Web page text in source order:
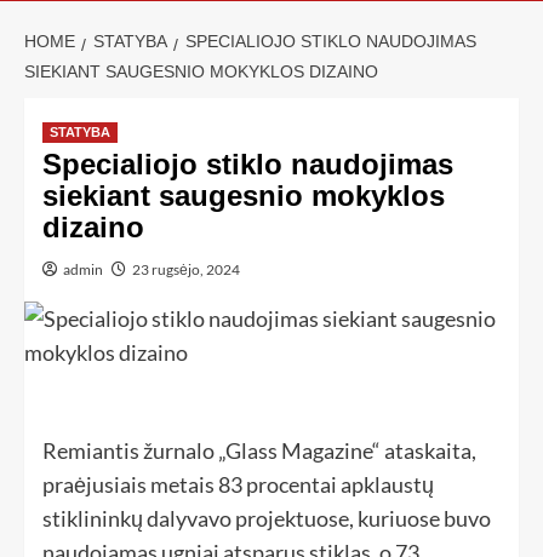
HOME STATYBA
SPECIALIOJO STIKLO NAUDOJIMAS
SIEKIANT SAUGESNIO MOKYKLOS DIZAINO
STATYBA
Specialiojo stiklo naudojimas
siekiant saugesnio mokyklos
dizaino
admin 23 rugsėjo, 2024
Remiantis žurnalo „Glass Magazine“ ataskaita,
praėjusiais metais 83 procentai apklaustų
stiklininkų dalyvavo projektuose, kuriuose buvo